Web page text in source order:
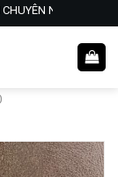
NGHIỆP-